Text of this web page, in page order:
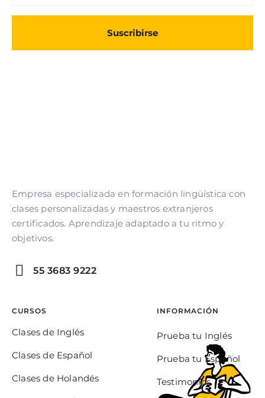
Suscribirse
Empresa especializada en formación lingüística con
clases personalizadas y maestros extranjeros
certificados. Aprendizaje adaptado a tu ritmo y
objetivos.
55 3683 9222
CURSOS
Clases de Inglés
Clases de Español
Clases de Holandés
INFORMACIÓN
Prueba tu Inglés
Prueba tu Español
Testimonios